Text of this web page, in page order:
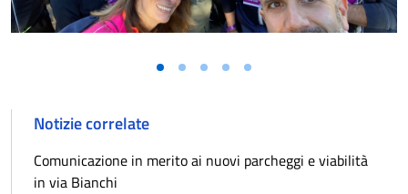
Notizie correlate
Comunicazione in merito ai nuovi parcheggi e viabilità
in via Bianchi